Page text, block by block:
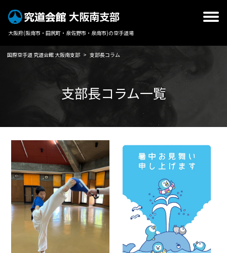
大阪南支部
大阪府(阪南市・田尻町・泉佐野市・泉南市)の空手道場
国際空手道 究道会館 大阪南支部 > 支部長コラム
支部長コラム一覧